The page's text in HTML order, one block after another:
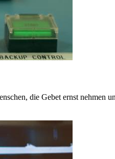
die Gebet ernst nehmen